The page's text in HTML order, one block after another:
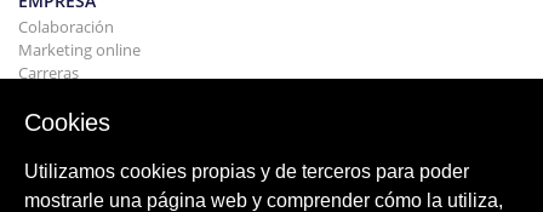
Colaboración
Marketing online
Carreras
Política de privacidad-Descargo de responsabilidad
EDIFICIO
Proyectos
Cookies
Utilizamos cookies propias y de terceros para poder
mostrarle una página web y comprender cómo la utiliza,